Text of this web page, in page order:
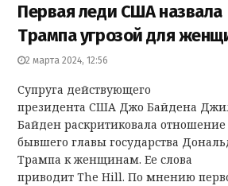
Первая леди США назвала
Трампа угрозой для
2 марта 2024, 12:56
Супруга действующего
президента США Джо Байдена
Байден раскритиковала отношение
бывшего главы государства
Трампа к женщинам. Ее слова
приводит The Hill. По мнению